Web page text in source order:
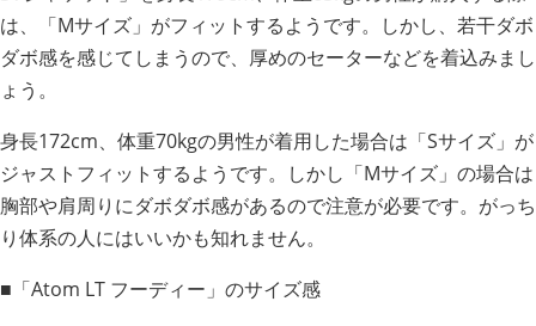
は、「Mサイズ」がフィットするようです。しかし、若干ダボ
ダボ感を感じてしまうので、厚めのセーターなどを着込みまし
ょう。
身長172cm、体重70kgの男性が着用した場合は「Sサイズ」が
ジャストフィットするようです。しかし「Mサイズ」の場合は
胸部や肩周りにダボダボ感があるので注意が必要です。がっち
り体系の人にはいいかも知れません。
■「Atom LT フーディー」のサイズ感